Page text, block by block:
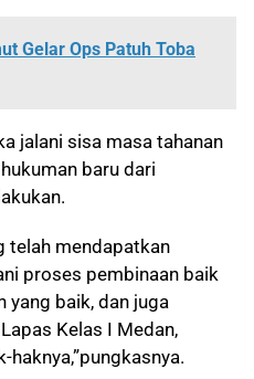
Gelar Ops Patuh Toba
jalani sisa masa tahanan
baru dari
telah mendapatkan
proses pembinaan baik
yang baik, dan juga
Kelas I Medan,